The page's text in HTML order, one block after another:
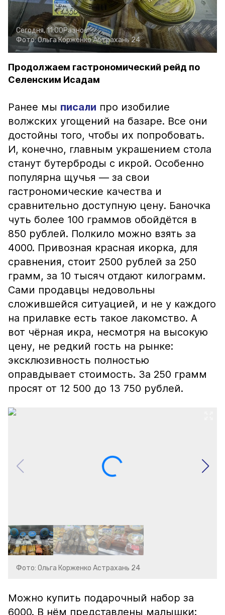
Сегодня, 11:00Разное
Фото:Ольга КорженкоАстрахань 24
Продолжаем гастрономический рейд по
Селенским Исадам
Ранее мы писали про изобилие
волжских угощений на базаре. Все они
достойны того, чтобы их попробовать.
И, конечно, главным украшением стола
станут бутерброды с икрой. Особенно
популярна щучья — за свои
гастрономические качества и
сравнительно доступную цену. Баночка
чуть более 100 граммов обойдётся в
850 рублей. Полкило можно взять за
4000. Привозная красная икорка, для
сравнения, стоит 2500 рублей за 250
грамм, за 10 тысяч отдают килограмм.
Сами продавцы недовольны
сложившейся ситуацией, и не у каждого
на прилавке есть такое лакомство. А
вот чёрная икра, несмотря на высокую
цену, не редкий гость на рынке:
эксклюзивность полностью
оправдывает стоимость. За 250 грамм
просят от 12 500 до 13 750 рублей.
Фото: Ольга Корженко Астрахань 24
Можно купить подарочный набор за
6000. В нём представлены малышки: